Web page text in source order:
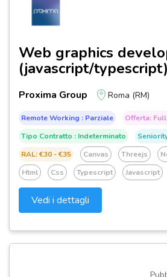
Web graphics
(javascript/typescript)
Proxima Group Roma (RM)
Remote Working : Parziale
Offerta:
Tipo Contratto : Indeterminato
RAL: €30 - €35
Canvas Threejs
Html
Css Typescript Javascript
Vedi i dettagli